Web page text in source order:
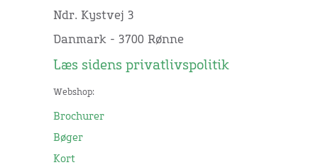
Ndr. Kystvej 3
Danmark - 3700 Rønne
Læs sidens privatlivspolitik
Webshop:
Brochurer
Bøger
Kort